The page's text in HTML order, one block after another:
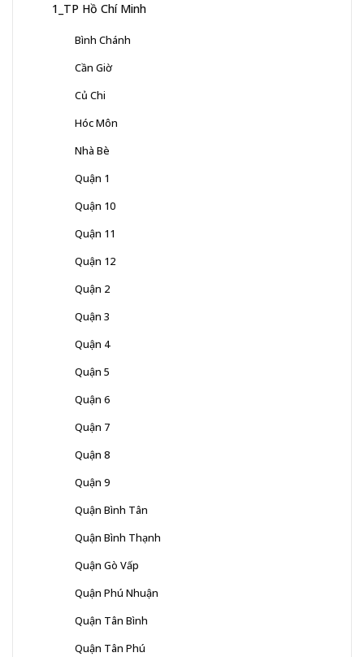
1_TP Hồ Chí Minh
Bình Chánh
Cần Giờ
Củ Chi
Hóc Môn
Nhà Bè
Quận 1
Quận 10
Quận 11
Quận 12
Quận 2
Quận 3
Quận 4
Quận 5
Quận 6
Quận 7
Quận 8
Quận 9
Quận Bình Tân
Quận Bình Thạnh
Quận Gò Vấp
Quận Phú Nhuận
Quận Tân Bình
Quận Tân Phú